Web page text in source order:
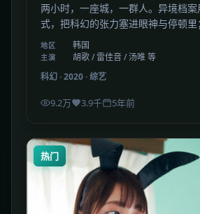
两小时，一座城，一群人。异境档
式，把科幻的张力塞进眼神与停顿里
看完。
地区 韩国
主演
胡歌 / 雷佳音 / 汤唯 等
科幻 ·2020 ·综艺
9.2万 3.9千 5年前
热门